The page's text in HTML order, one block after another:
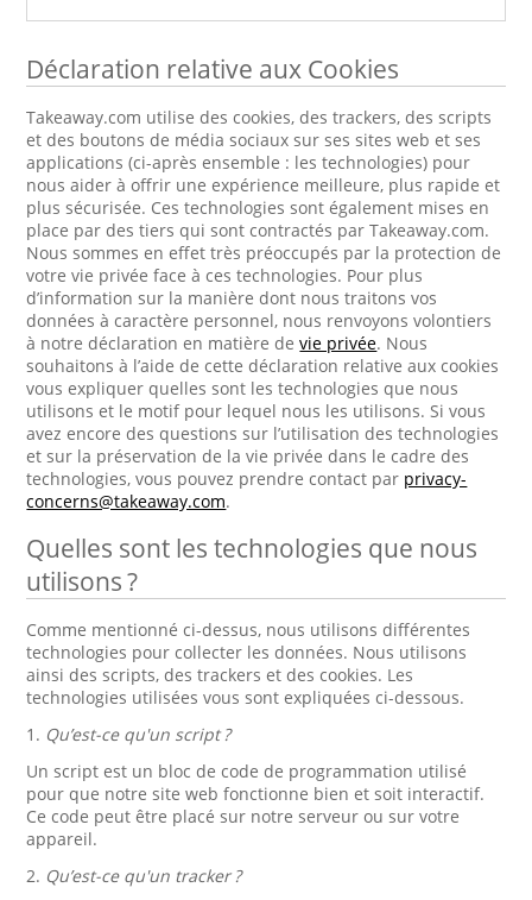
Déclaration relative aux Cookies
Takeaway.com utilise des cookies, des trackers, des scripts
et des boutons de média sociaux sur ses sites web et ses
applications (ci-après ensemble : les technologies) pour
nous aider à offrir une expérience meilleure, plus rapide et
plus sécurisée. Ces technologies sont également mises en
place par des tiers qui sont contractés par Takeaway.com.
Nous sommes en effet très préoccupés par la protection de
votre vie privée face à ces technologies. Pour plus
d’information sur la manière dont nous traitons vos
données à caractère personnel, nous renvoyons volontiers
à notre déclaration en matière devie privée. Nous
souhaitons à l’aide de cette déclaration relative aux cookies
vous expliquer quelles sont les technologies que nous
utilisons et le motif pour lequel nous les utilisons. Si vous
avez encore des questions sur l’utilisation des technologies
et sur la préservation de la vie privée dans le cadre des
technologies, vous pouvez prendre contact par privacy-
concerns@takeaway.com.
Quelles sont les technologies que nous
utilisons ?
Comme mentionné ci-dessus, nous utilisons différentes
technologies pour collecter les données. Nous utilisons
ainsi des scripts, des trackers et des cookies. Les
technologies utilisées vous sont expliquées ci-dessous.
1. Qu’est-ce qu'un script ?
Un script est un bloc de code de programmation utilisé
pour que notre site web fonctionne bien et soit interactif.
Ce code peut être placé sur notre serveur ou sur votre
appareil.
2. Qu’est-ce qu'un tracker ?